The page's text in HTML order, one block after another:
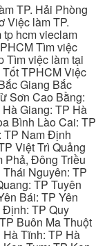
TP. Hải Phòng
Việc làm TP.
hcm vieclam
Tìm việc
Tìm việc làm tại
TPHCM Việc
Giang Bắc
Sơn Cao Bằng:
Giang: TP Hà
Bình Lào Cai: TP
TP Nam Định
Việt Trì Quảng
Phả, Đông Triều
Nguyên: TP
TP Tuyên
Bái: TP Yên
Định: TP Quy
Buôn Ma Thuột
Tĩnh: TP Hà